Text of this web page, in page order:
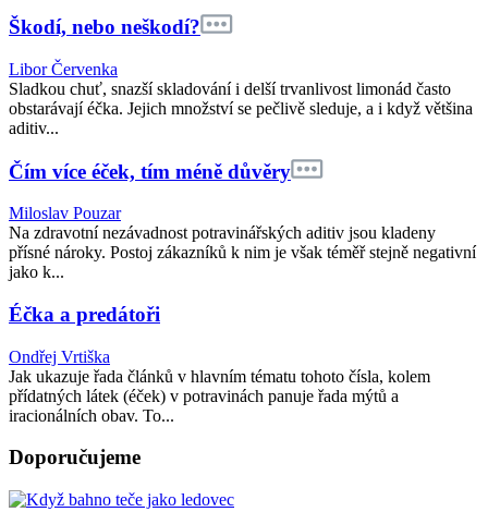
Škodí, nebo neškodí?
Libor Červenka
Sladkou chuť, snazší skladování i delší trvanlivost limonád často
obstarávají éčka. Jejich množství se pečlivě sleduje, a i když většina
aditiv...
Čím více éček, tím méně důvěry
Miloslav Pouzar
Na zdravotní nezávadnost potravinářských aditiv jsou kladeny
přísné nároky. Postoj zákazníků k nim je však téměř stejně negativní
jako k...
Éčka a predátoři
Ondřej Vrtiška
Jak ukazuje řada článků v hlavním tématu tohoto čísla, kolem
přídatných látek (éček) v potravinách panuje řada mýtů a
iracionálních obav. To...
Doporučujeme